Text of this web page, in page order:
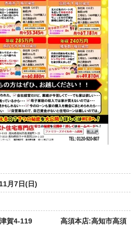
月7日(日)
津賀4-119 高須本店:高知市高須